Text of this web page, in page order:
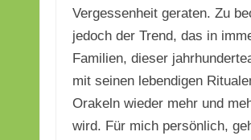
Vergessenheit geraten. Zu
jedoch der Trend, das in
Familien, dieser
mit seinen lebendigen
Orakeln wieder mehr und
wird. Für mich persönlich,